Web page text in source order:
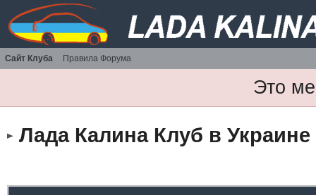
Сайт Клуба Правила Форума
Это
Лада Калина Клуб в Украине